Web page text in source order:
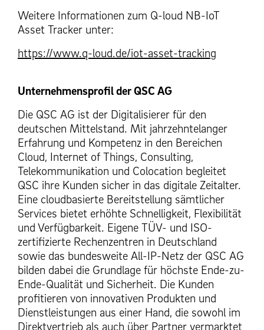
Weitere Informationen zum Q-loud NB-IoT
Asset Tracker unter:
https://www.q-loud.de/iot-asset-tracking
Unternehmensprofil der QSC AG
Die QSC AG ist der Digitalisierer für den
deutschen Mittelstand. Mit jahrzehntelanger
Erfahrung und Kompetenz in den Bereichen
Cloud, Internet of Things, Consulting,
Telekommunikation und Colocation begleitet
QSC ihre Kunden sicher in das digitale Zeitalter.
Eine cloudbasierte Bereitstellung sämtlicher
Services bietet erhöhte Schnelligkeit, Flexibilität
und Verfügbarkeit. Eigene TÜV- und ISO-
zertifizierte Rechenzentren in Deutschland
sowie das bundesweite All-IP-Netz der QSC AG
bilden dabei die Grundlage für höchste Ende-zu-
Ende-Qualität und Sicherheit. Die Kunden
profitieren von innovativen Produkten und
Dienstleistungen aus einer Hand, die sowohl im
Direktvertrieb als auch über Partner vermarktet